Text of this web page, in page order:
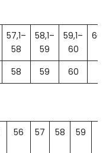
57,1–
58
58,1–
59
59,1–
60
58 59 60
56 57 58 59